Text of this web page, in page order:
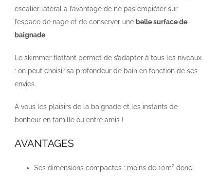
escalier latéral a l’avantage de ne pas empiéter sur
l’espace de nage et de conserver une belle surface de
baignade.
Le skimmer flottant permet de s’adapter à tous les niveaux
: on peut choisir sa profondeur de bain en fonction de ses
envies.
A vous les plaisirs de la baignade et les instants de
bonheur en famille ou entre amis !
AVANTAGES
Ses dimensions compactes : moins de 10m² donc